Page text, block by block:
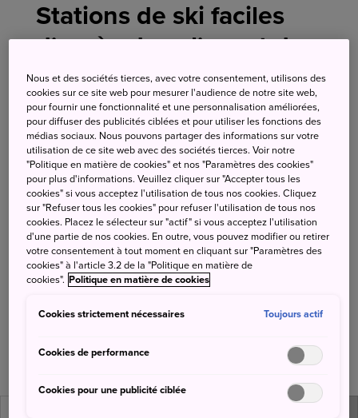
Stations de ski faciles
d'accès dans l'ouest du
Japon
Bien que le climat se réchauffe à mesure que vous
vous déplacez vers le sud-ouest du Japon, vous
pouvez encore trouver des stations de ski dans les
régions du Kansai, de Chugoku, de Shikoku et de
Kyushu. Certes, ces régions n'égalent pas les
meilleurs spots de poudreuse du pays, mais les
vents froids de la mer du Japon et de la mer de
Chine orientale amènent beaucoup de neige dans
les montagnes de l'ouest du Japon. En hiver, les
voyageurs peuvent à la fois apprécier les
dans la vallée et profiter de l'épais manteau
Nous et des sociétés tierces, avec votre consentement, utilisons des
cookies sur ce site web pour mesurer l'audience de notre site web,
pour fournir une fonctionnalité et une personnalisation améliorées,
pour diffuser des publicités ciblées et pour utiliser les fonctions des
médias sociaux. Nous pouvons partager des informations sur votre
utilisation de ce site web avec des sociétés tierces. Voir notre
"Politique en matière de cookies" et nos "Paramètres des cookies"
pour plus d'informations. Veuillez cliquer sur "Accepter tous les
cookies" si vous acceptez l'utilisation de tous nos cookies. Cliquez
sur "Refuser tous les cookies" pour refuser l'utilisation de tous nos
cookies. Placez le sélecteur sur "actif" si vous acceptez l'utilisation
d'une partie de nos cookies. En outre, vous pouvez modifier ou retirer
votre consentement à tout moment en cliquant sur "Paramètres des
cookies" à l'article 3.2 de la "Politique en matière de
cookies". Politique en matière de cookies
Cookies strictement nécessaires Toujours actif
Cookies de performance
Cookies pour une publicité ciblée